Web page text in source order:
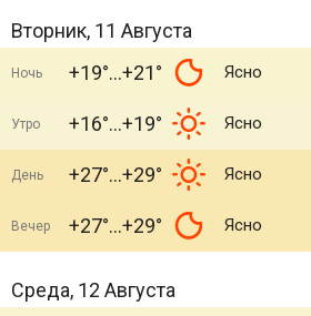
Вторник, 11 Августа
Ночь +19° +21° Ясно
Утро +16° +19° Ясно
День +27° +29° Ясно
Вечер +27° +29° Ясно
Среда, 12 Августа